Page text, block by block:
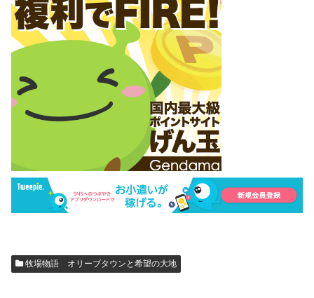
牧場物語 オリーブタウンと希望の大地